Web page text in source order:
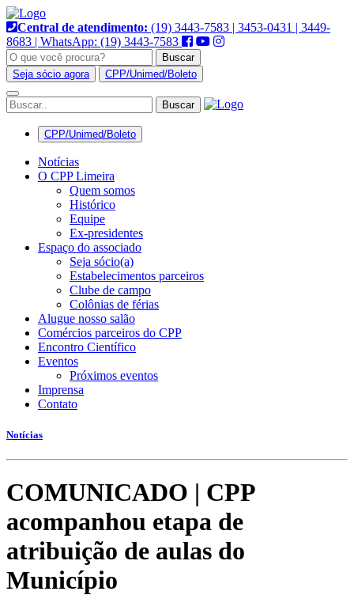
Pular
para
o
conteúdo
Central de atendimento: (19) 3443-7583 | 3453-0431 | 3449-
8683 | WhatsApp: (19) 3443-7583
Buscar
Seja sócio agora
CPP/Unimed/Boleto
Alternar
navegação
CPP/Unimed/Boleto
Notícias
O CPP Limeira
Quem somos
Histórico
Equipe
Ex-presidentes
Espaço do associado
Seja sócio(a)
Estabelecimentos parceiros
Clube de campo
Colônias de férias
Alugue nosso salão
Comércios parceiros do CPP
Encontro Científico
Eventos
Próximos eventos
Imprensa
Contato
Notícias
COMUNICADO | CPP
acompanhou etapa de
atribuição de aulas do
Município